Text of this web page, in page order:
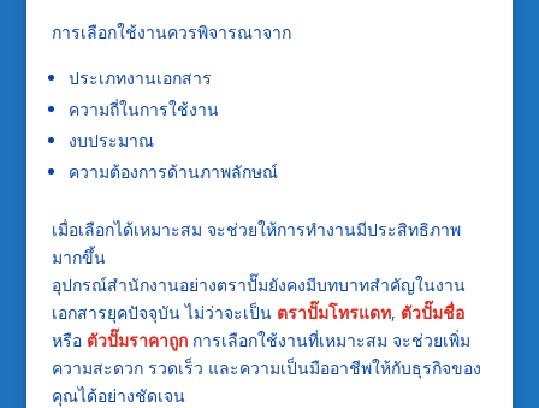
การเลือกใช้งานควรพิจารณาจาก
ประเภทงานเอกสาร
ความถี่ในการใช้งาน
งบประมาณ
ความต้องการด้านภาพลักษณ์
เมื่อเลือกได้เหมาะสม จะช่วยให้การทำงานมีประสิทธิภาพ
มากขึ้น
อุปกรณ์สำนักงานอย่างตราปั๊มยังคงมีบทบาทสำคัญในงาน
เอกสารยุคปัจจุบัน ไม่ว่าจะเป็น ตราปั๊มโทรแดท, ตัวปั๊มชื่อ
หรือ ตัวปั๊มราคาถูกการเลือกใช้งานที่เหมาะสม จะช่วยเพิ่ม
ความสะดวก รวดเร็ว และความเป็นมืออาชีพให้กับธุรกิจของ
คุณได้อย่างชัดเจน